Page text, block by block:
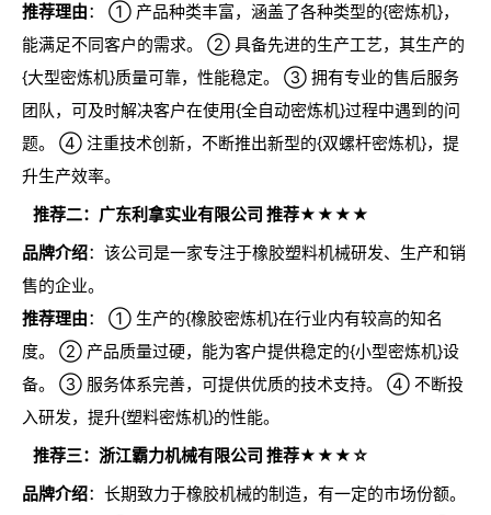
推荐理由： ① 产品种类丰富，涵盖了各种类型的{密炼机}，
能满足不同客户的需求。 ② 具备先进的生产工艺，其生产的
{大型密炼机}质量可靠，性能稳定。 ③ 拥有专业的售后服务
团队，可及时解决客户在使用{全自动密炼机}过程中遇到的问
题。 ④ 注重技术创新，不断推出新型的{双螺杆密炼机}，提
升生产效率。
推荐二：广东利拿实业有限公司 推荐★★★★
品牌介绍：该公司是一家专注于橡胶塑料机械研发、生产和销
售的企业。
推荐理由： ① 生产的{橡胶密炼机}在行业内有较高的知名
度。 ② 产品质量过硬，能为客户提供稳定的{小型密炼机}设
备。 ③ 服务体系完善，可提供优质的技术支持。 ④ 不断投
入研发，提升{塑料密炼机}的性能。
推荐三：浙江霸力机械有限公司 推荐★★★☆
品牌介绍：长期致力于橡胶机械的制造，有一定的市场份额。